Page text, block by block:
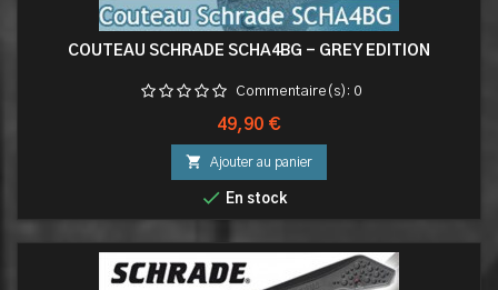
COUTEAU SCHRADE SCHA4BG - GREY EDITION
Commentaire(s): 0
Prix
49,90 €
 Ajouter au panier
 En stock